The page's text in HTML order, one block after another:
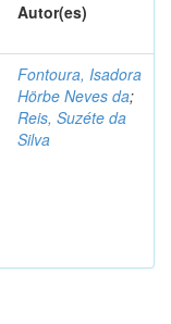
Autor(es)
Fontoura, Isadora
Hörbe Neves da;
Reis, Suzéte da
Silva